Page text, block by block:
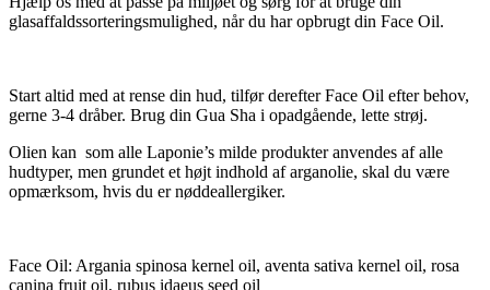
glasaffaldssorteringsmulighed, når du har opbrugt din Face Oil.
Start altid med at rense din hud, tilfør derefter Face Oil efter behov,
gerne 3-4 dråber. Brug din Gua Sha i opadgående, lette strøj.
Olien kan som alle Laponie’s milde produkter anvendes af alle
hudtyper, men grundet et højt indhold af arganolie, skal du være
opmærksom, hvis du er nøddeallergiker.
Face Oil: Argania spinosa kernel oil, aventa sativa kernel oil, rosa
canina fruit oil, rubus idaeus seed oil